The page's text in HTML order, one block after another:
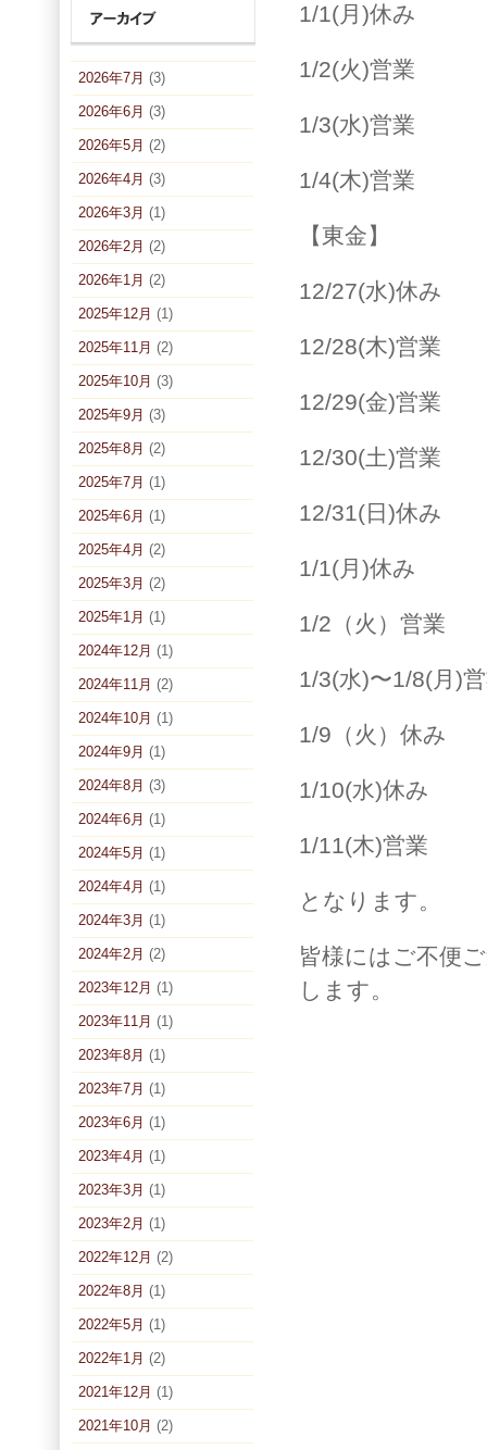
1/1(月)休み
1/2(火)営業
1/3(水)営業
1/4(木)営業
【東金】
12/27(水)休み
12/28(木)営業
12/29(金)営業
12/30(土)営業
12/31(日)休み
1/1(月)休み
1/2（火）営業
1/3(水)〜1/8(月)
1/9（火）休み
1/10(水)休み
1/11(木)営業
となります。
皆様にはご不便
します。
2026年7月 (3)
2026年6月 (3)
2026年5月 (2)
2026年4月 (3)
2026年3月 (1)
2026年2月 (2)
2026年1月 (2)
2025年12月 (1)
2025年11月 (2)
2025年10月 (3)
2025年9月 (3)
2025年8月 (2)
2025年7月 (1)
2025年6月 (1)
2025年4月 (2)
2025年3月 (2)
2025年1月 (1)
2024年12月 (1)
2024年11月 (2)
2024年10月 (1)
2024年9月 (1)
2024年8月 (3)
2024年6月 (1)
2024年5月 (1)
2024年4月 (1)
2024年3月 (1)
2024年2月 (2)
2023年12月 (1)
2023年11月 (1)
2023年8月 (1)
2023年7月 (1)
2023年6月 (1)
2023年4月 (1)
2023年3月 (1)
2023年2月 (1)
2022年12月 (2)
2022年8月 (1)
2022年5月 (1)
2022年1月 (2)
2021年12月 (1)
2021年10月 (2)